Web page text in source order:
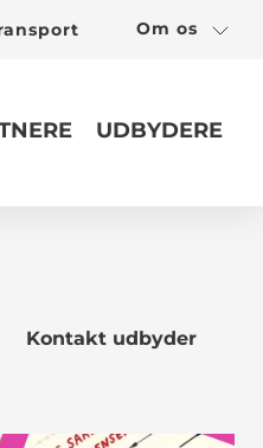
Om os
UDBYDERE
Kontakt udbyder